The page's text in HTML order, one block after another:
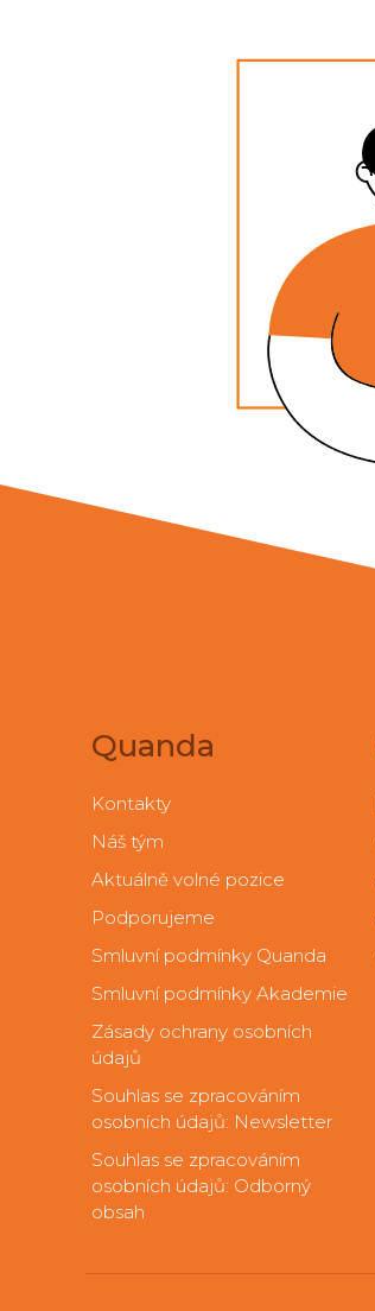
Quanda
Kontakty
Náš tým
Aktuálně volné pozice
Podporujeme
Smluvní podmínky Quanda
Smluvní podmínky Akademie
Zásady ochrany osobních
údajů
Souhlas se zpracováním
osobních údajů: Newsletter
Souhlas se zpracováním
osobních údajů: Odborný
obsah